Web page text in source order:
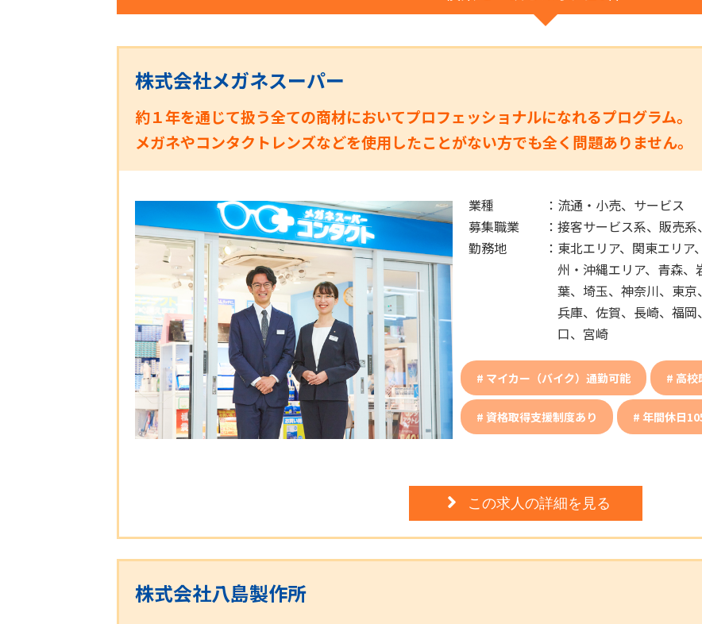
株式会社メガネスーパー
約１年を通じて扱う全ての商材においてプロフェッショナルになれるプログラム。
メガネやコンタクトレンズなどを使用したことがない方でも全く問題ありません。
業種 ： 流通・小売、サービス
募集職業
： 接客サービス系、販売
勤務地
： 東北エリア、関東エリア
州・沖縄エリア、青森
葉、埼玉、神奈川、東京
兵庫、佐賀、長崎、福
口、宮崎
マイカー（バイク）通勤可能 高校
資格取得支援制度あり 年間休日
この求人の詳細を見る
株式会社八島製作所